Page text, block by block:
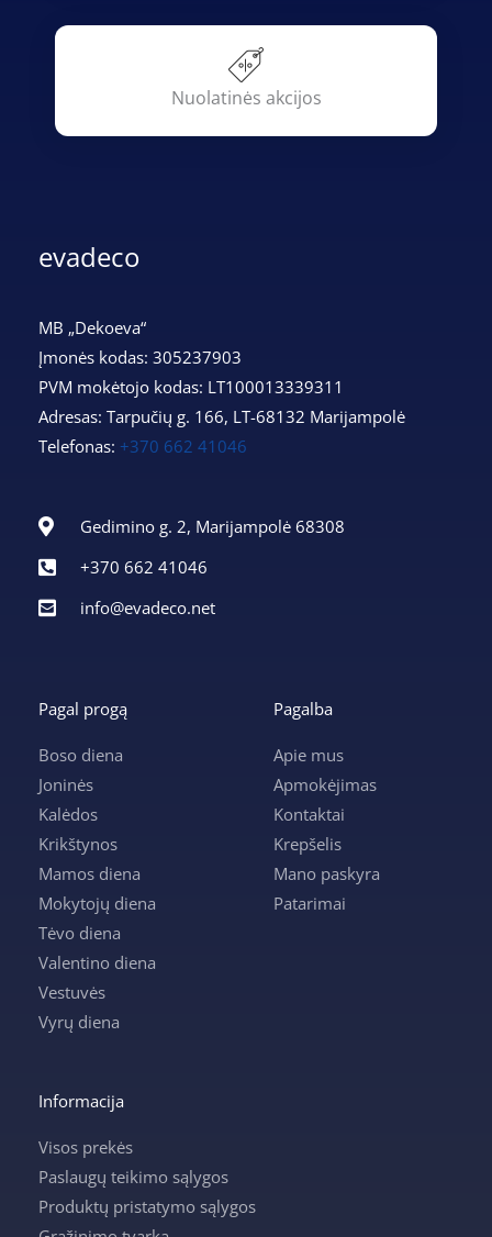
Nuolatinės akcijos
evadeco
MB „Dekoeva“
Įmonės kodas: 305237903
PVM mokėtojo kodas: LT100013339311
Adresas: Tarpučių g. 166, LT-68132 Marijampolė
Telefonas: +370 662 41046
Gedimino g. 2, Marijampolė 68308
+370 662 41046
info@evadeco.net
Pagal progą
Boso diena
Joninės
Kalėdos
Krikštynos
Mamos diena
Mokytojų diena
Tėvo diena
Valentino diena
Vestuvės
Vyrų diena
Pagalba
Apie mus
Apmokėjimas
Kontaktai
Krepšelis
Mano paskyra
Patarimai
Informacija
Visos prekės
Paslaugų teikimo sąlygos
Produktų pristatymo sąlygos